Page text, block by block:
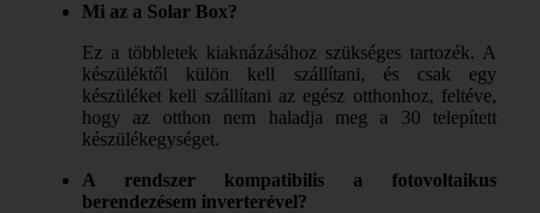
Mi az a Solar Box?
Ez a többletek kiaknázásához szükséges tartozék. A
készüléktől külön kell szállítani, és csak egy
készüléket kell szállítani az egész otthonhoz, feltéve,
hogy az otthon nem haladja meg a 30 telepített
készülékegységet.
A rendszer kompatibilis a fotovoltaikus
berendezésem inverterével?